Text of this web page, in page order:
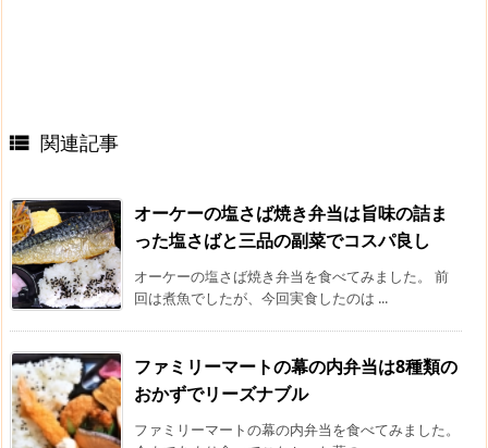
 関連記事
オーケーの塩さば焼き弁当は旨味の詰ま
った塩さばと三品の副菜でコスパ良し
オーケーの塩さば焼き弁当を食べてみました。 前
回は煮魚でしたが、今回実食したのは ...
ファミリーマートの幕の内弁当は8種類の
おかずでリーズナブル
ファミリーマートの幕の内弁当を食べてみました。